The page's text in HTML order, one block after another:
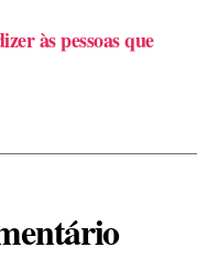
às pessoas que